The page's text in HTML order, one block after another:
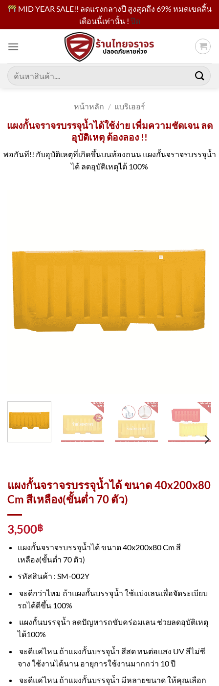
MID YEAR SALE!! ลดแรงกลางปี สูงสุดถึง 69% หมดเขตสิ้น
เดือนนี้เท่านั้น ! ปิด
เนื้อหา
ค้นหา:
หน้าหลัก / แบริเออร์
แผงกั้นจราจรบรรจุน้ำได้ใช้ง่าย เพื่มความชัดเจน ลด
อุบัติเหตุ ต้องลอง !!
พอกันที!! กับอุบัติเหตุที่เกิดขึ้นบนท้องถนน แผงกั้นจราจรบรรจุน้ำ
ได้ ลดอุบัติเหตุได้ 100%
แผงกั้นจราจรบรรจุน้ำได้ ขนาด 40x200x80
Cm สีเหลือง(ขั้นต่ำ 70 ตัว)
3,500฿
แผงกั้นจราจรบรรจุน้ำได้ ขนาด 40x200x80 Cm สี
เหลือง(ขั้นต่ำ 70 ตัว)
รหัสสินค้า : SM-002Y
จะดีกว่าไหม ถ้าแผงกั้นบรรจุน้ำ ใช้แบ่งเลนเพื่อจัดระเบียบ
รถได้ดีขึ้น 100%
แผงกั้นบรรจุน้ำ ลดปัญหารถขับคร่อมเลน ช่วยลดอุบัติเหตุ
ได้100%
จะดีแค่ไหน ถ้าแผงกั้นบรรจุน้ำ สีสด ทนต่อแสง UV สีไม่ซี
จาง ใช้งานได้นาน อายุการใช้งานมากกว่า 10 ปี
จะดีแค่ไหน ถ้าแผงกั้นบรรจุน้ำ มีหลายขนาด ให้คุณเลือก